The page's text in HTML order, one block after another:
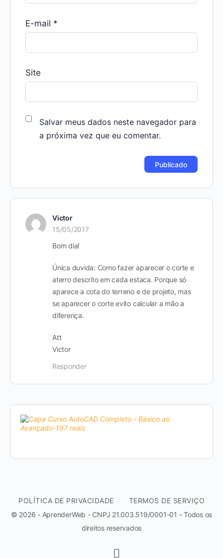
E-mail *
Site
Salvar meus dados neste navegador para
a próxima vez que eu comentar.
Victor
15/05/2017
Bom dia!
Única duvida: Como fazer aparecer o corte e
aterro descrito em cada estaca. Porque só
aparece a cota do terreno e de projeto, mas
se aparecer o corte evito calcular a mão a
diferença.
Att
Victor
Responder
POLÍTICA DE PRIVACIDADE
TERMOS DE SERVIÇO
© 2026 - AprenderWeb - CNPJ 21.003.519/0001-01 - Todos os
direitos reservados